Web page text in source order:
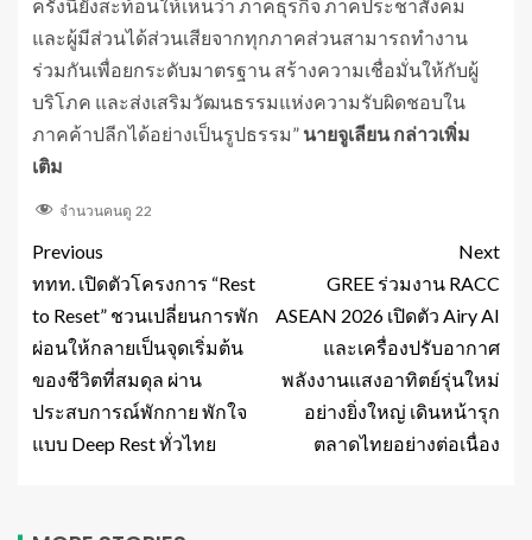
ครั้งนี้ยังสะท้อนให้เห็นว่า ภาคธุรกิจ ภาคประชาสังคม
และผู้มีส่วนได้ส่วนเสียจากทุกภาคส่วนสามารถทำงาน
ร่วมกันเพื่อยกระดับมาตรฐาน สร้างความเชื่อมั่นให้กับผู้
บริโภค และส่งเสริมวัฒนธรรมแห่งความรับผิดชอบใน
ภาคค้าปลีกได้อย่างเป็นรูปธรรม” นายจูเลียน กล่าวเพิ่ม
เติม
จำนวนคนดู 22
Previous
ททท. เปิดตัวโครงการ “Rest
to Reset” ชวนเปลี่ยนการพัก
ผ่อนให้กลายเป็นจุดเริ่มต้น
ของชีวิตที่สมดุล ผ่าน
ประสบการณ์พักกาย พักใจ
แบบ Deep Rest ทั่วไทย
Next
GREE ร่วมงาน RACC
ASEAN 2026 เปิดตัว Airy AI
และเครื่องปรับอากาศ
พลังงานแสงอาทิตย์รุ่นใหม่
อย่างยิ่งใหญ่ เดินหน้ารุก
ตลาดไทยอย่างต่อเนื่อง